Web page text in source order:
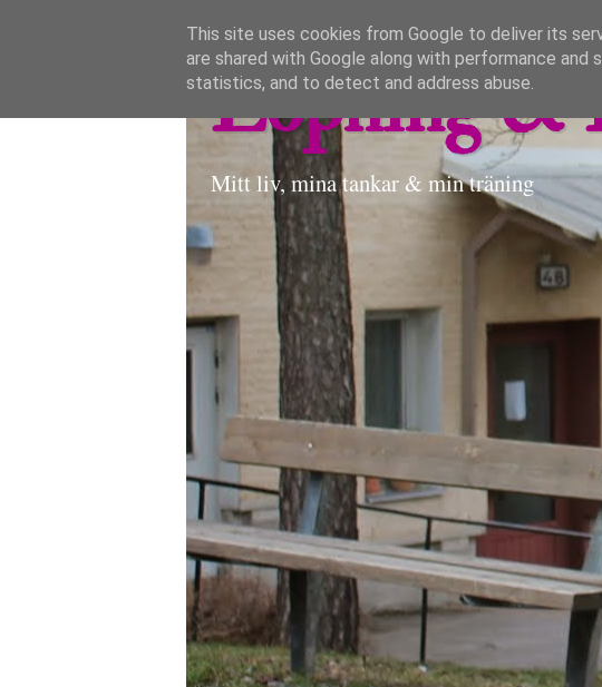
Löpning &
Mitt liv, mina tankar & min träning
This site uses cookies from Google to deliver its
are shared with Google along with performance
statistics, and to detect and address abuse.